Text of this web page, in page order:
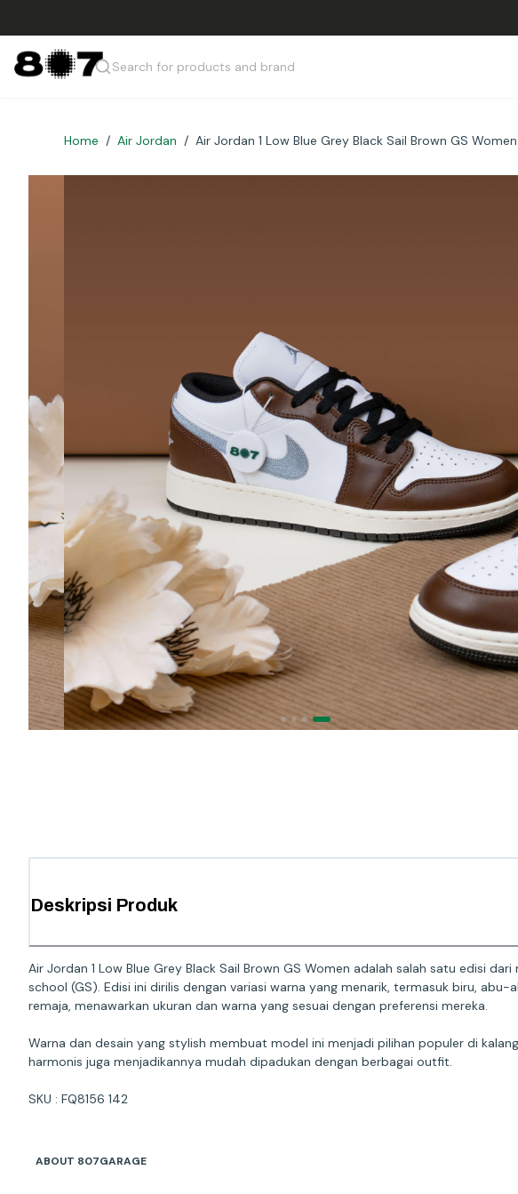
Search for products and brand
Home / Air Jordan / Air Jordan 1 Low Blue Grey Black Sail Brown GS Women
Deskripsi Produk
Air Jordan 1 Low Blue Grey Black Sail Brown GS Women adalah salah satu edisi
school (GS). Edisi ini dirilis dengan variasi warna yang menarik, termasuk biru,
remaja, menawarkan ukuran dan warna yang sesuai dengan preferensi mereka.
Warna dan desain yang stylish membuat model ini menjadi pilihan populer di
harmonis juga menjadikannya mudah dipadukan dengan berbagai outfit.
ABOUT 807GARAGE